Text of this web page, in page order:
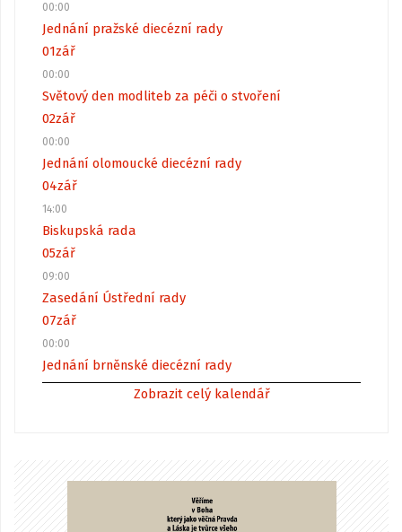
00:00
Jednání pražské diecézní rady
01zář
00:00
Světový den modliteb za péči o stvoření
02zář
00:00
Jednání olomoucké diecézní rady
04zář
14:00
Biskupská rada
05zář
09:00
Zasedání Ústřední rady
07zář
00:00
Jednání brněnské diecézní rady
Zobrazit celý kalendář